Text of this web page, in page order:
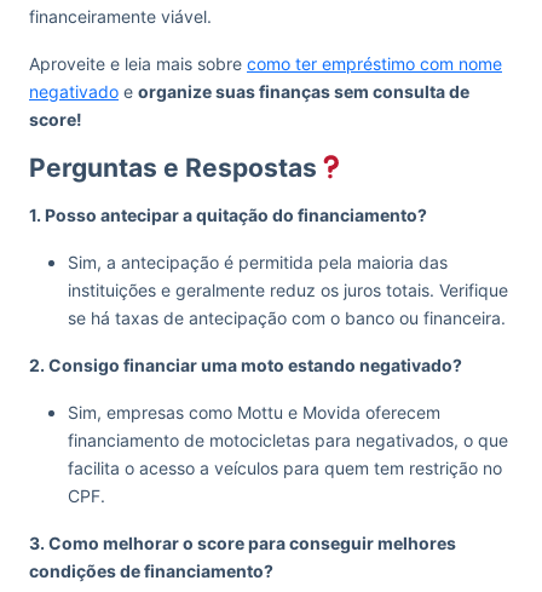
financeiramente viável.
Aproveite e leia mais sobre como ter empréstimo com nome
negativado e organize suas finanças sem consulta de
score!
Perguntas e Respostas
1. Posso antecipar a quitação do financiamento?
Sim, a antecipação é permitida pela maioria das
instituições e geralmente reduz os juros totais. Verifique
se há taxas de antecipação com o banco ou financeira.
2. Consigo financiar uma moto estando negativado?
Sim, empresas como Mottu e Movida oferecem
financiamento de motocicletas para negativados, o que
facilita o acesso a veículos para quem tem restrição no
CPF.
3. Como melhorar o score para conseguir melhores
condições de financiamento?